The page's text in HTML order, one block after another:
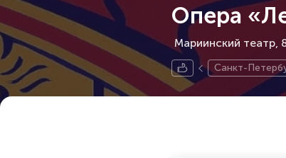
Опера
Мариинский театр,
Санкт-